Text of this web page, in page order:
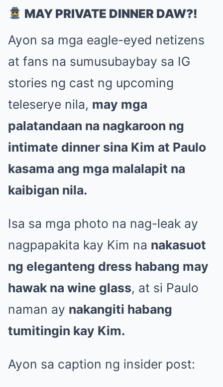
MAY PRIVATE DINNER DAW?!
Ayon sa mga eagle-eyed netizens
at fans na sumusubaybay sa IG
stories ng cast ng upcoming
teleserye nila, may mga
palatandaan na nagkaroon ng
intimate dinner sina Kim at Paulo
kasama ang mga malalapit na
kaibigan nila.
Isa sa mga photo na nag-leak ay
nagpapakita kay Kim na nakasuot
ng eleganteng dress habang may
hawak na wine glass, at si Paulo
naman ay nakangiti habang
tumitingin kay Kim.
Ayon sa caption ng insider post: